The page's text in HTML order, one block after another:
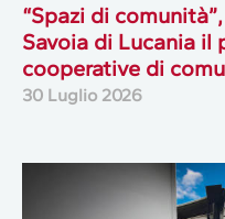
“Spazi di
Savoia di Lucania
cooperative di
30 Luglio 2026